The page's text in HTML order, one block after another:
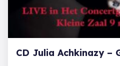
CD Julia Achkinazy –